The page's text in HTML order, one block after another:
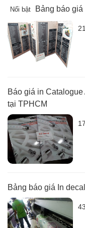
Nổi bật Bảng báo
Báo giá in Catalogue
tại TPHCM
Bảng báo giá In decal